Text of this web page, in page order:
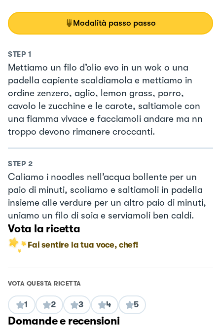
Modalità passo passo
STEP 1
Mettiamo un filo d’olio evo in un wok o una
padella capiente scaldiamola e mettiamo in
ordine zenzero, aglio, lemon grass, porro,
cavolo le zucchine e le carote, saltiamole con
una fiamma vivace e facciamoli andare ma nn
troppo devono rimanere croccanti.
STEP 2
Caliamo i noodles nell’acqua bollente per un
paio di minuti, scoliamo e saltiamoli in padella
insieme alle verdure per un altro paio di minuti,
uniamo un filo di soia e serviamoli ben caldi.
Vota la ricetta
Fai sentire la tua voce, chef!
VOTA QUESTA RICETTA
1 2 3 4 5
Domande e recensioni